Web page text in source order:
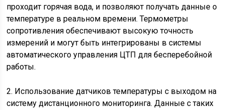
проходит горячая вода, и позволяют получать данные о
температуре в реальном времени. Термометры
сопротивления обеспечивают высокую точность
измерений и могут быть интегрированы в системы
автоматического управления ЦТП для бесперебойной
работы.
2. Использование датчиков температуры с выходом на
систему дистанционного мониторинга. Данные с таких